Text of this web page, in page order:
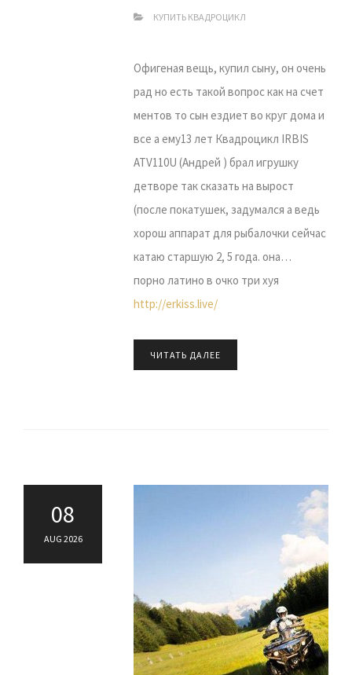
КУПИТЬ КВАДРОЦИКЛ
Офигеная вещь, купил сыну, он очень
рад но есть такой вопрос как на счет
ментов то сын ездиет во круг дома и
все а ему13 лет Квадроцикл IRBIS
ATV110U (Андрей ) брал игрушку
детворе так сказать на вырост
(после покатушек, задумался а ведь
хорош аппарат для рыбалочки сейчас
катаю старшую 2, 5 года. она…
порно латино в очко три хуя
http://erkiss.live/
ЧИТАТЬ ДАЛЕЕ
08
AUG 2026